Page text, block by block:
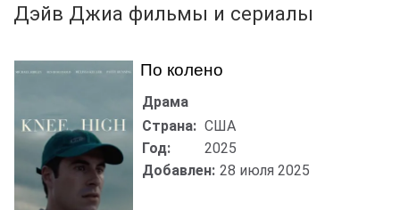
Дэйв Джиа фильмы и сериалы
По колено
Драма
Страна: США
Год:
2025
Добавлен: 28 июля 2025